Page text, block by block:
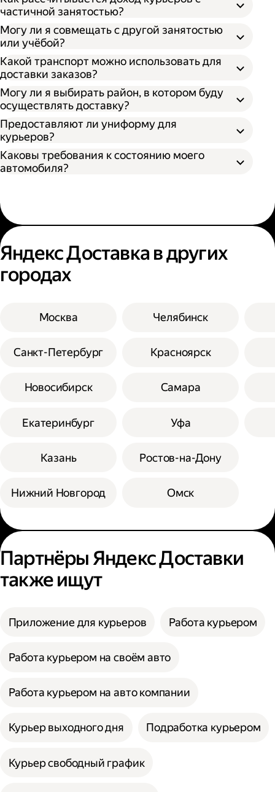
частичной занятостью?
Могу ли я совмещать с другой занятостью
или учёбой?
Какой транспорт можно использовать для
доставки заказов?
Могу ли я выбирать район, в котором буду
осуществлять доставку?
Предоставляют ли униформу для
курьеров?
Каковы требования к состоянию моего
автомобиля?
Яндекс Доставка в других
городах
Москва
Санкт-Петербург
Новосибирск
Екатеринбург
Казань
Нижний Новгород
Челябинск
Красноярск
Самара
Уфа
Ростов-на-Дону
Омск
Партнёры Яндекс Доставки
также ищут
Приложение для курьеров Работа курьером
Работа курьером на своём авто
Работа курьером на авто компании
Курьер выходного дня Подработка курьером
Курьер свободный график